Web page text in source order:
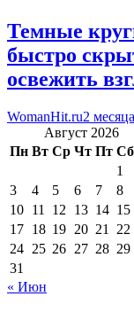
Темные
быстро
освежить
WomanHit.ru2
Август 2026
Пн Вт Ср Чт Пт Сб
1
3
4 5 6 7 8
10 11 12 13 14 15
17 18 19 20 21 22
24 25 26 27 28 29
31
« Июн